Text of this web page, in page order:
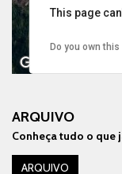
For
This page
Do you own
ARQUIVO
Conheça tudo o que
ARQUIVO